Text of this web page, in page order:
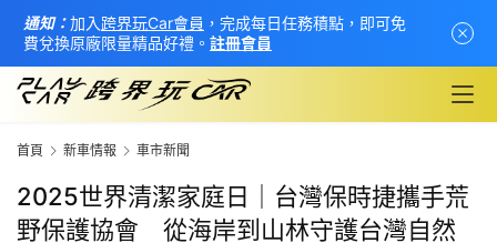
首頁 新車情報 車市新聞
2025世界清潔家庭日｜台灣保時捷攜手荒
野保護協會 從海岸到山林守護台灣自然
通知：加入 跨界玩Car會員 ，完成每日任務積點，即可免
費兌換原廠限量精品好禮。 註冊會員